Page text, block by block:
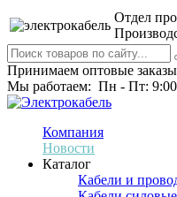
Отдел
Принимаем оптовые
Мы работаем: Пн - Пт: 9:00
Компания
Новости
Каталог
Кабели и